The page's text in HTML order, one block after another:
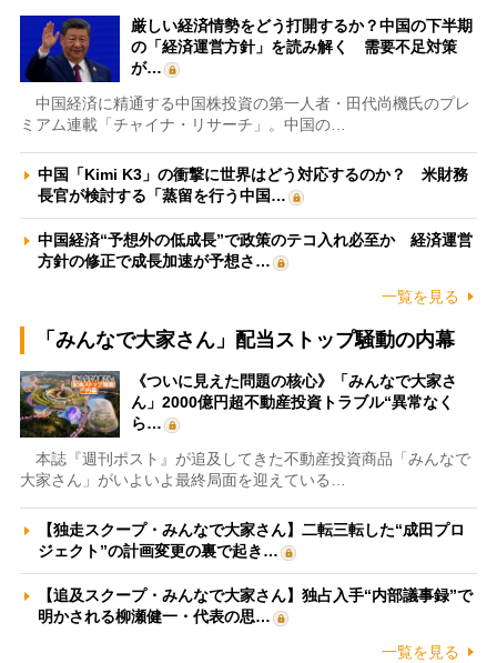
厳しい経済情勢をどう打開するか？中国の下半期
の「経済運営方針」を読み解く 需要不足対策
が…
中国経済に精通する中国株投資の第一人者・田代尚機氏のプレ
ミアム連載「チャイナ・リサーチ」。中国の…
中国「Kimi K3」の衝撃に世界はどう対応するのか？ 米財務
長官が検討する「蒸留を行う中国…
中国経済“予想外の低成長”で政策のテコ入れ必至か 経済運営
方針の修正で成長加速が予想さ…
一覧を見る
「みんなで大家さん」配当ストップ騒動の内幕
《ついに見えた問題の核心》「みんなで大家さ
ん」2000億円超不動産投資トラブル“異常なく
ら…
本誌『週刊ポスト』が追及してきた不動産投資商品「みんなで
大家さん」がいよいよ最終局面を迎えている…
【独走スクープ・みんなで大家さん】二転三転した“成田プロ
ジェクト”の計画変更の裏で起き…
【追及スクープ・みんなで大家さん】独占入手“内部議事録”で
明かされる柳瀬健一・代表の思…
一覧を見る